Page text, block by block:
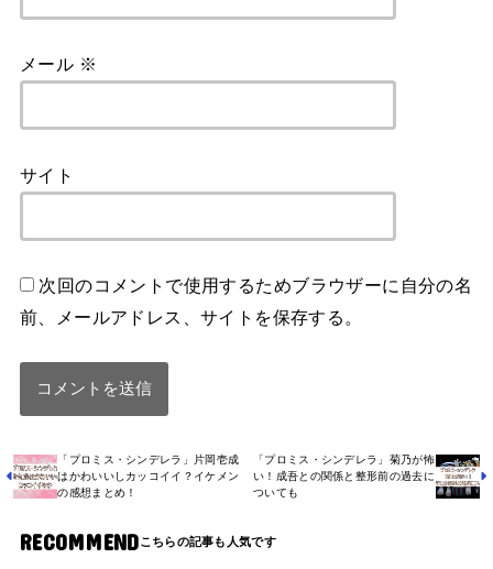
メール ※
サイト
次回のコメントで使用するためブラウザーに自分の名
前、メールアドレス、サイトを保存する。
「プロミス・シンデレラ」片岡壱成
はかわいいしカッコイイ？イケメン
の感想まとめ！
「プロミス・シンデレラ」菊乃が怖
い！成吾との関係と整形前の過去に
ついても
RECOMMEND